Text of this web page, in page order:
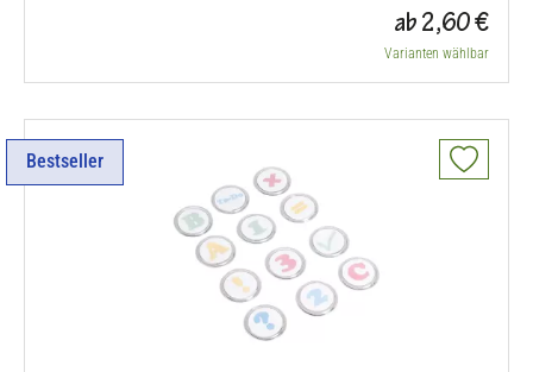
ab 2,60 €
Varianten wählbar
Bestseller